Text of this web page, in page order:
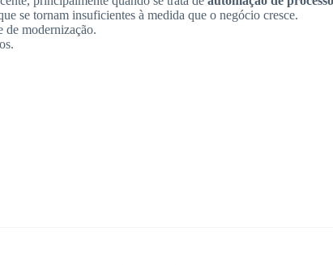
se tornam insuficientes à medida que o negócio cresce.
de modernização.